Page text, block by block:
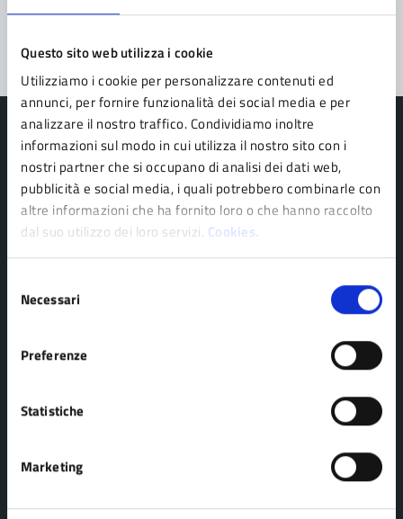
Questo sito web utilizza i cookie
Utilizziamo i cookie per personalizzare contenuti ed
annunci, per fornire funzionalità dei social media e per
analizzare il nostro traffico. Condividiamo inoltre
informazioni sul modo in cui utilizza il nostro sito con i
nostri partner che si occupano di analisi dei dati web,
pubblicità e social media, i quali potrebbero combinarle con
altre informazioni che ha fornito loro o che hanno raccolto
dal suo utilizzo dei loro servizi. Cookies.
delNecessari
Preferenze
Statistiche
Marketing
Segnala disservizio
Comune di Pavullo nel Frignano
AMMINISTRAZIONE
Politici
Uffici